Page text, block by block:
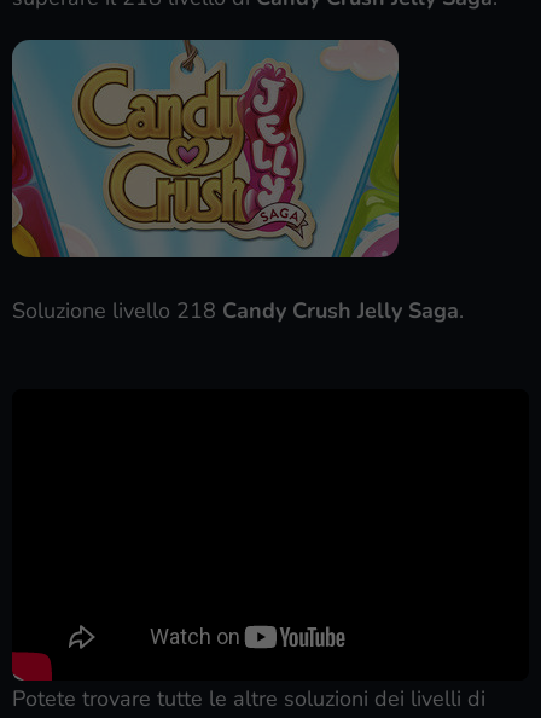
Soluzione livello 218 Candy Crush Jelly Saga.
Potete trovare tutte le altre soluzioni dei livelli di